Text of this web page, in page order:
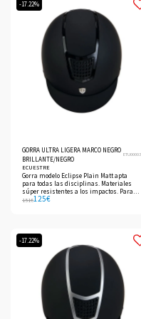
-17.22%
GORRA ULTRA LIGERA MARCO NEGRO
BRILLANTE/NEGRO
ETU00003
ECUESTRE
Gorra modelo Eclipse Plain Matt apta
para todas las disciplinas. Materiales
súper resistentes a los impactos. Para
entrenamiento diario y competiciones.
151€125€
-17.22%